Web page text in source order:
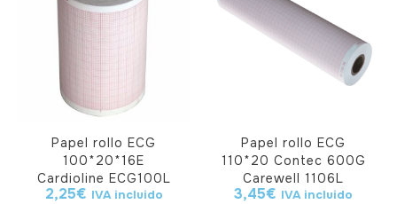
Papel rollo ECG
100*20*16E
Cardioline ECG100L
2,25€ IVA incluido
Papel rollo ECG
110*20 Contec 600G
Carewell 1106L
3,45€ IVA incluido